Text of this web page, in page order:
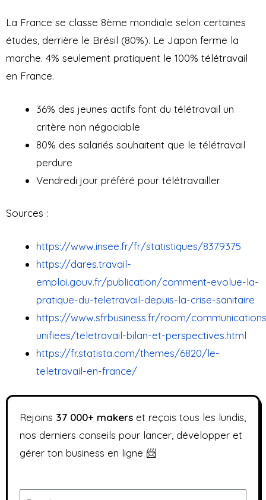
La France se classe 8ème mondiale selon certaines
études, derrière le Brésil (80%). Le Japon ferme la
marche. 4% seulement pratiquent le 100% télétravail
en France.
36% des jeunes actifs font du télétravail un
critère non négociable
80% des salariés souhaitent que le télétravail
perdure
Vendredi jour préféré pour télétravailler
Sources :
https://www.insee.fr/fr/statistiques/8379375
https://dares.travail-
emploi.gouv.fr/publication/comment-evolue-la-
pratique-du-teletravail-depuis-la-crise-sanitaire
https://www.sfrbusiness.fr/room/
unifiees/teletravail-bilan-et-perspectives.html
https://fr.statista.com/themes/6820/le-
teletravail-en-france/
Rejoins 37 000+ makers et reçois tous les lundis,
nos derniers conseils pour lancer, développer et
gérer ton business en ligne 📨
E-